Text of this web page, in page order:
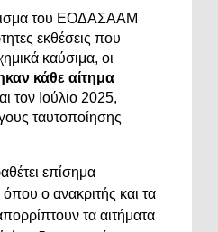
του ΕΟΔΑΣΑΑΜ
εκθέσεις που
καύσιμα, οι
κάθε αίτημα
τον Ιούλιο 2025,
ταυτοποίησης
επίσημα
ο ανακριτής και τα
τα αιτήματα